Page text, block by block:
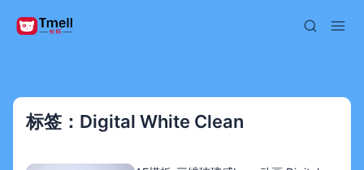
标签：Digital White Clean